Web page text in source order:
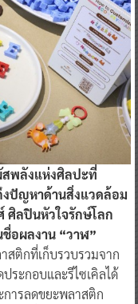
สพลังแห่งศิลปะที่
งปัญหาด้านสิ่งแวดล้อม
ศิลปินหัวใจรักษ์โลก
ชื่อผลงาน “วาฬ”
สติกที่เก็บรวบรวมจาก
ระกอบและรีไซเคิลได้
การลดขยะพลาสติก